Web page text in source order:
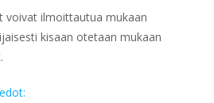
voivat ilmoittautua mukaan
kisaan otetaan mukaan